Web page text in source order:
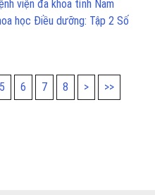
viện đa khoa tỉnh Nam
học Điều dưỡng: Tập 2 Số
5 6 7 8 > >>